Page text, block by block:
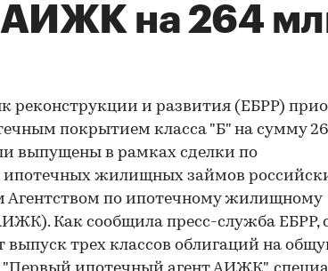
АИЖК на 264
реконструкции и развития (ЕБРР)
покрытием класса "Б" на сумму
выпущены в рамках сделки по
ипотечных жилищных займов
Агентством по ипотечному жилищному
Как сообщила пресс-служба ЕБРР,
выпуск трех классов облигаций на